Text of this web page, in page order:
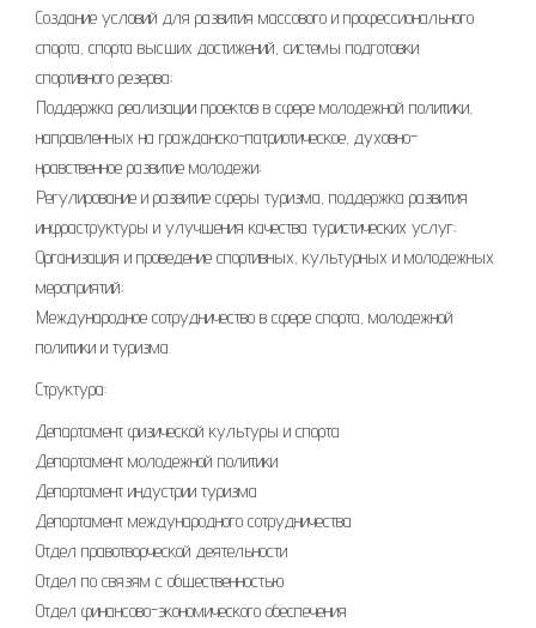
Создание условий для развития массового и профессионального
спорта, спорта высших достижений, системы подготовки
спортивного резерва;
Поддержка реализации проектов в сфере молодежной политики,
направленных на гражданско-патриотическое, духовно-
нравственное развитие молодежи;
Регулирование и развитие сферы туризма, поддержка развития
инфраструктуры и улучшения качества туристических услуг;
Организация и проведение спортивных, культурных и молодежных
мероприятий;
Международное сотрудничество в сфере спорта, молодежной
политики и туризма.
Структура:
Департамент физической культуры и спорта
Департамент молодежной политики
Департамент индустрии туризма
Департамент международного сотрудничества
Отдел правотворческой деятельности
Отдел по связям с общественностью
Отдел финансово-экономического обеспечения